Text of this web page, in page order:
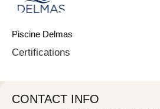
Piscine Delmas
Certifications
CONTACT INFO